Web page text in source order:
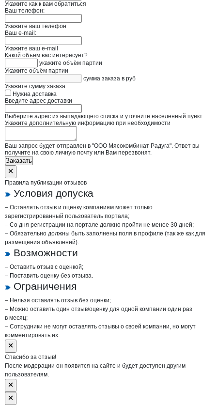
Укажите как к вам обратиться
Ваш телефон:
Укажите ваш телефон
Ваш e-mail:
Укажите ваш e-mail
Какой объём вас интересует?
укажите объём партии
Укажите объём партии
сумма заказа в руб
Укажите сумму заказа
Нужна доставка
Введите адрес доставки
Выберите адрес из выпадающего списка и уточните населенный пункт
Укажите дополнительную информацию при необходимости
Ваш запрос будет отправлен в "ООО Мясокомбинат Радуга". Ответ вы
получите на свою личную почту или Вам перезвонят.
Заказать
Правила публикации отзывов
Условия допуска
– Оставлять отзыв и оценку компаниям может только
зарегистрированный пользователь портала;
– Со дня регистрации на портале должно пройти не менее 30 дней;
– Обязательно должны быть заполнены поля в профиле (так же как для
размещения объявлений).
Возможности
– Оставить отзыв с оценкой;
– Поставить оценку без отзыва.
Ограничения
– Нельзя оставлять отзыв без оценки;
– Можно оставить один отзыв/оценку для одной компании один раз
в месяц;
– Сотрудники не могут оставлять отзывы о своей компании, но могут
комментировать их.
Спасибо за отзыв!
После модерации он появится на сайте и будет доступен другим
пользователям.